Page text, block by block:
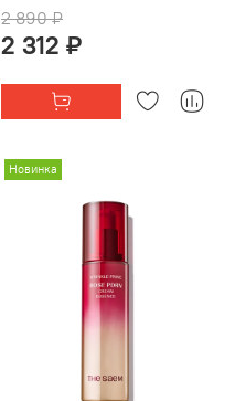
2 890 ₽
2 312 ₽
Новинка